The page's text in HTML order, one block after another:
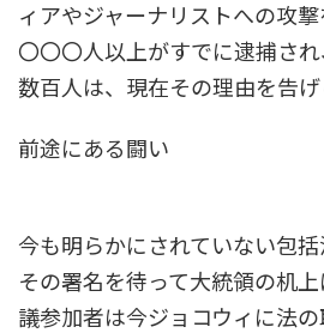
ィアやジャーナリストへの攻
〇〇〇人以上がすでに逮捕さ
数百人は、現在その理由を告げ
前途にある闘い
今も明らかにされていない包括
その署名を待って大統領の机
議参加者は今ジョコウィに法